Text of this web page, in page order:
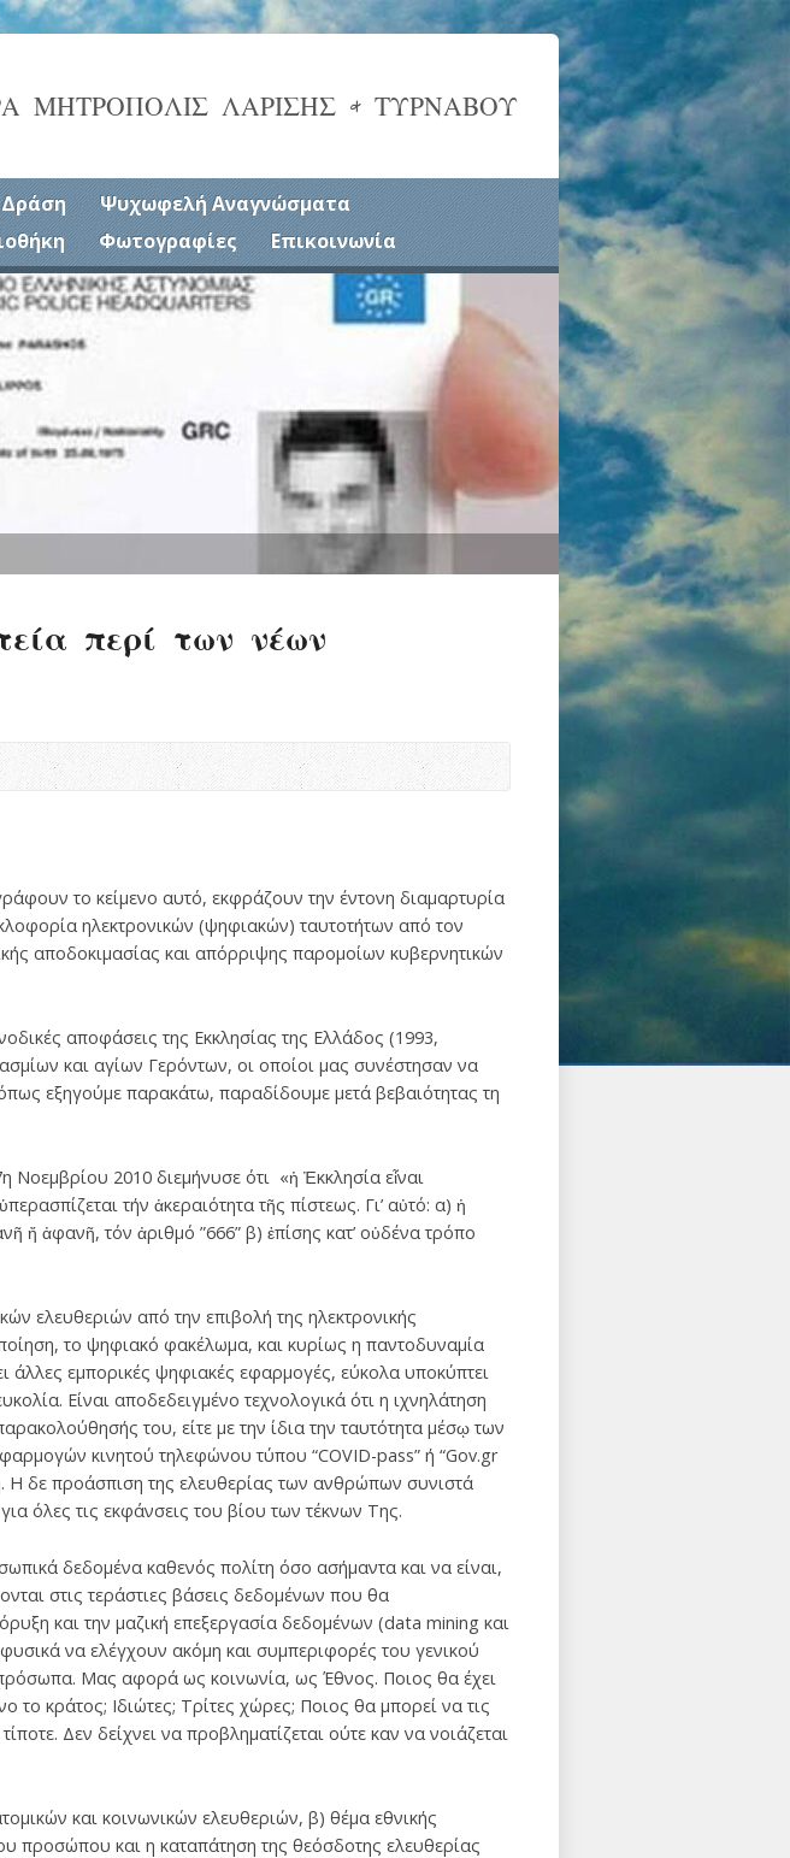
ΜΗΤΡΟΠΟΛΙΣ ΛΑΡΙΣΗΣ & ΤΥΡΝΑΒΟΥ
Ψυχωφελή Αναγνώσματα
Φωτογραφίες Επικοινωνία
περί των νέων
το κείμενο αυτό, εκφράζουν την έντονη διαμαρτυρία
ηλεκτρονικών (ψηφιακών) ταυτοτήτων από τον
αποδοκιμασίας και απόρριψης παρομοίων κυβερνητικών
αποφάσεις της Εκκλησίας της Ελλάδος (1993,
και αγίων Γερόντων, οι οποίοι μας συνέστησαν να
εξηγούμε παρακάτω, παραδίδουμε μετά βεβαιότητας τη
Νοεμβρίου 2010 διεμήνυσε ότι «ἡ Ἐκκλησία εἶναι
τήν ἀκεραιότητα τῆς πίστεως. Γι’ αὐτό: α) ἡ
ἤ ἀφανῆ, τόν ἀριθμό ”666” β) ἐπίσης κατ’ οὐδένα τρόπο
ελευθεριών από την επιβολή της ηλεκτρονικής
το ψηφιακό φακέλωμα, και κυρίως η παντοδυναμία
άλλες εμπορικές ψηφιακές εφαρμογές, εύκολα υποκύπτει
Είναι αποδεδειγμένο τεχνολογικά ότι η ιχνηλάτηση
του, είτε με την ίδια την ταυτότητα μέσῳ των
κινητού τηλεφώνου τύπου “COVID-pass” ή “Gov.gr
Η δε προάσπιση της ελευθερίας των ανθρώπων συνιστά
όλες τις εκφάνσεις του βίου των τέκνων Της.
δεδομένα καθενός πολίτη όσο ασήμαντα και να είναι,
στις τεράστιες βάσεις δεδομένων που θα
και την μαζική επεξεργασία δεδομένων (data mining και
να ελέγχουν ακόμη και συμπεριφορές του γενικού
Μας αφορά ως κοινωνία, ως Έθνος. Ποιος θα έχει
κράτος; Ιδιώτες; Τρίτες χώρες; Ποιος θα μπορεί να τις
Δεν δείχνει να προβληματίζεται ούτε καν να νοιάζεται
και κοινωνικών ελευθεριών, β) θέμα εθνικής
προσώπου και η καταπάτηση της θεόσδοτης ελευθερίας